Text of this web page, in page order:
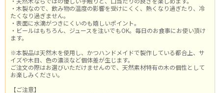
・木製なので、飲み物の温度の影響を受けにくく、熱くなり過ぎたり、冷
たくなり過ぎません。
・表面に水滴がつきにくいのも嬉しいポイント。
・ビールはもちろん、ジュースを注いでもOK。毎日のお食事にお使い頂け
ます。
※本製品は天然木を使用し、かつハンドメイドで製作している都合上、サ
イズや木目、色の濃淡など個体差が生じます。
ご注文の際はお選びいただけませんので、天然素材特有の木の個性として
お楽しみください。
【ご注意】